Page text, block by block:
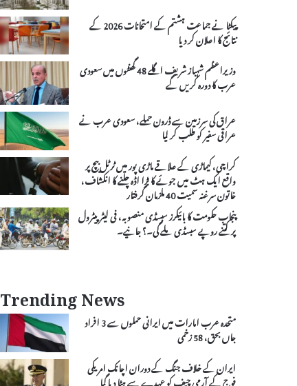
پیکٹا نے جماعت ہشتم کے امتحانات 2026 کے
نتائج کا اعلان کر دیا
وزیراعظم شہباز شریف اگلے 48 گھنٹوں میں سعودی
عرب کا دورہ کریں گے
عراق کی سرزمین سے ڈرون حملے، سعودی عرب نے
عراقی سفیر کو طلب کر لیا
کراچی، کیماڑی کے علاقے ماڑی پور میں ٹرٹل بیچ پر
واقع ایک ہٹ میں جوئے کا بڑا اڈہ چلنے کا انکشاف،
خاتون سرغنہ سمیت 40 ملزمان گرفتار
پنجاب حکومت کا بائیکرز سبسڈی منصوبہ، فی لیٹر پیٹرول
پر کتنے روپے سبسڈی ملے گی۔؟ جانیے۔
Trending News
متحدہ عرب امارات میں ایرانی حملوں سے 3 افراد
جاں بحق، 58 زخمی
ایران کے خلاف جنگ کے دوران اچانک امریکی
فوج کے آرمی چیف کو عہدے سے ہٹا دیا گیا